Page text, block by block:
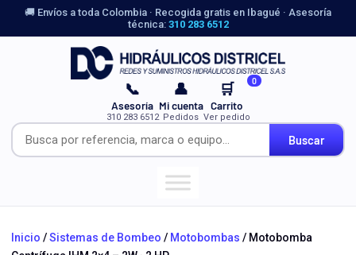
🚚 Envíos a toda Colombia · Recogida gratis en Ibagué · Asesoría
técnica: 310 283 6512
Buscar
📞
Asesoría
310 283 6512
👤
Mi cuenta
Pedidos
🛒 0
Carrito
Ver pedido
Inicio /Sistemas de Bombeo / Motobombas / Motobomba